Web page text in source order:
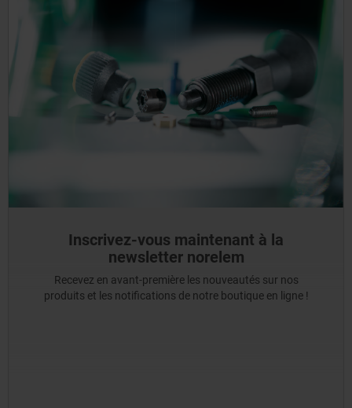
Inscrivez-vous maintenant à la
newsletter norelem
Recevez en avant-première les nouveautés sur nos
produits et les notifications de notre boutique en ligne !